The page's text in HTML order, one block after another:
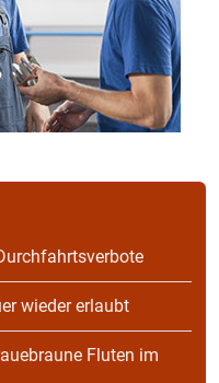
wieder erlaubt
Fluten im